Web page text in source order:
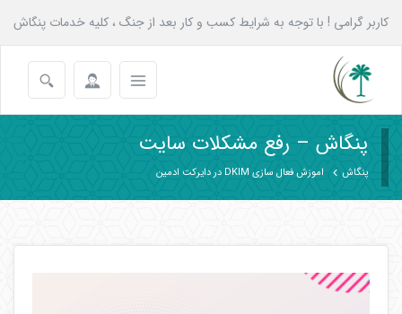
کاربر گرامی ! با توجه به شرایط کسب و کار بعد از جنگ ، کلیه خدمات پنگاش
به همه عزیزان تا پایان شهریور با 20 درصد تخفیف انجام می شود.
پنگاش – رفع مشکلات سایت
پنگاش اموزش فعال سازی DKIM در دایرکت ادمین